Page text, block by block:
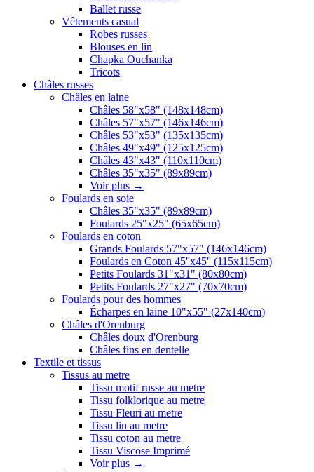
Ballet russe
Vêtements casual
Robes russes
Blouses en lin
Chapka Ouchanka
Tricots
Châles russes
Châles en laine
Châles 58"x58" (148x148cm)
Châles 57"x57" (146x146cm)
Châles 53"x53" (135x135cm)
Châles 49"x49" (125x125cm)
Châles 43"x43" (110x110cm)
Châles 35"x35" (89x89cm)
Voir plus →
Foulards en soie
Châles 35"x35" (89x89cm)
Foulards 25"x25" (65x65cm)
Foulards en coton
Grands Foulards 57"x57" (146x146cm)
Foulards en Coton 45''x45'' (115x115cm)
Petits Foulards 31"x31" (80x80cm)
Petits Foulards 27"x27" (70x70cm)
Foulards pour des hommes
Écharpes en laine 10"x55" (27x140cm)
Châles d'Orenburg
Châles doux d'Orenburg
Châles fins en dentelle
Textile et tissus
Tissus au metre
Tissu motif russe au metre
Tissu folklorique au metre
Tissu Fleuri au metre
Tissu lin au metre
Tissu coton au metre
Tissu Viscose Imprimé
Voir plus →